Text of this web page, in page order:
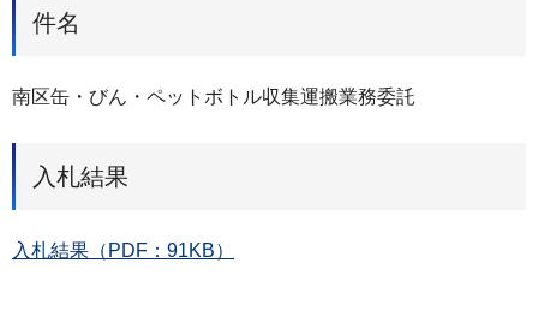
件名
南区缶・びん・ペットボトル収集運搬業務委託
入札結果
入札結果（PDF：91KB）